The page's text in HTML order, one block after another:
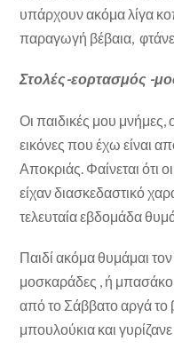
υπάρχουν ακόμα λίγα
παραγωγή βέβαια,
Στολές-εορτασμός -
Οι παιδικές μου μνήμες,
εικόνες που έχω είναι
Αποκριάς. Φαίνεται ότι
είχαν διασκεδαστικό
τελευταία εβδομάδα
Παιδί ακόμα θυμάμαι
μοσκαράδες , ή
από το Σάββατο αργά
μπουλούκια και γυρίζανε